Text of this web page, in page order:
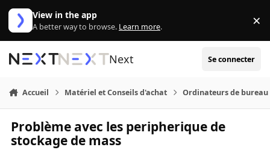
Aller au contenu
View in the app
A better way to browse. Learn more. ×
Next Se connecter
Accueil Matériel et Conseils d'achat Ordinateurs de bureau
Problème avec les peripherique de
stockage de mass